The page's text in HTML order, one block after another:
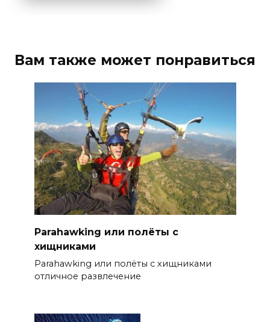
Вам также может понравиться
Parahawking или полёты с
хищниками
Parahawking или полёты с хищниками
отличное развлечение